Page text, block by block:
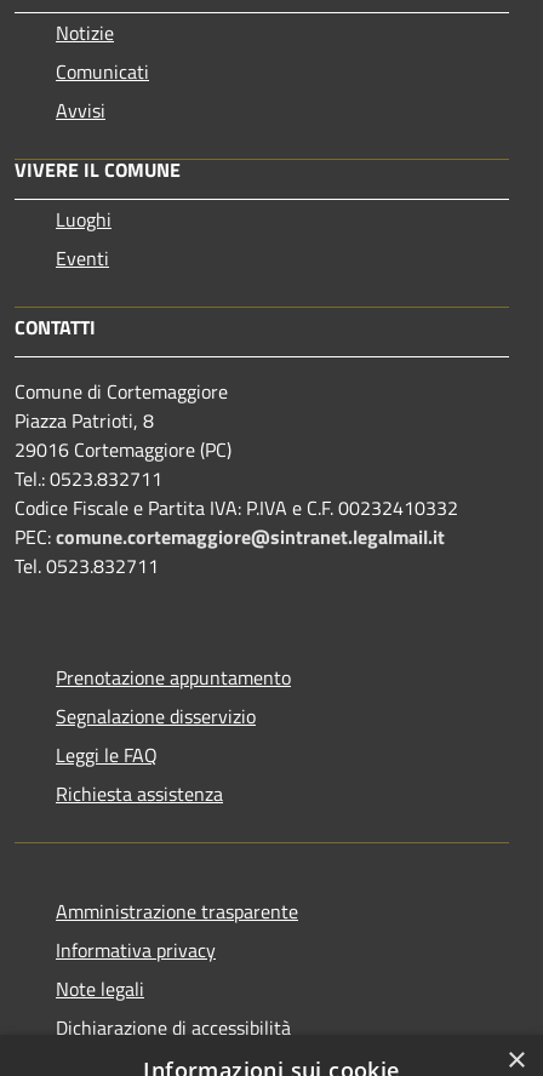
Notizie
Comunicati
Avvisi
VIVERE IL COMUNE
Luoghi
Eventi
CONTATTI
Comune di Cortemaggiore
Piazza Patrioti, 8
29016 Cortemaggiore (PC)
Tel.: 0523.832711
Codice Fiscale e Partita IVA: P.IVA e C.F. 00232410332
PEC:comune.cortemaggiore@sintranet.legalmail.it
Tel. 0523.832711
Prenotazione appuntamento
Segnalazione disservizio
Leggi le FAQ
Richiesta assistenza
Amministrazione trasparente
Informativa privacy
Note legali
Dichiarazione di accessibilità
×
Informazioni sui cookie